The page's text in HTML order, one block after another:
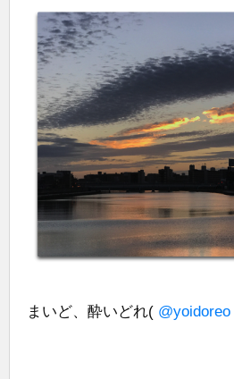
まいど、酔いどれ( @yoidoreo